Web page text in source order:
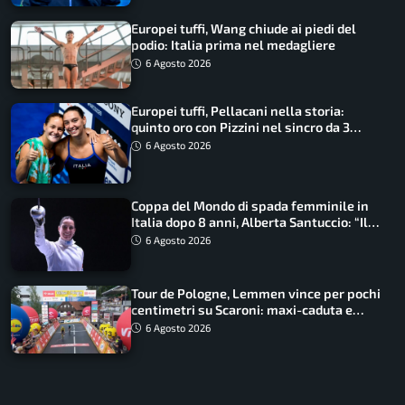
Europei tuffi, Wang chiude ai piedi del
podio: Italia prima nel medagliere
6 Agosto 2026
Europei tuffi, Pellacani nella storia:
quinto oro con Pizzini nel sincro da 3
metri
6 Agosto 2026
Coppa del Mondo di spada femminile in
Italia dopo 8 anni, Alberta Santuccio: “Il
lavoro dà sempre i suoi frutti”
6 Agosto 2026
Tour de Pologne, Lemmen vince per pochi
centimetri su Scaroni: maxi-caduta e
tappa accorciata
6 Agosto 2026